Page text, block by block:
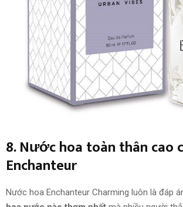
8. Nước hoa toàn thân cao
Enchanteur
Nước hoa Enchanteur Charming luôn là đáp